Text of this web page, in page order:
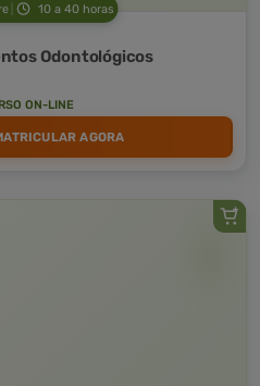
10 a 40 horas
Odontológicos
ON-LINE
AGORA